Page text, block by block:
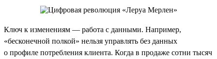
Ключ к изменениям — работа с данными. Например,
«бесконечной полкой» нельзя управлять без данных
о профиле потребления клиента. Когда в продаже сотни тысяч